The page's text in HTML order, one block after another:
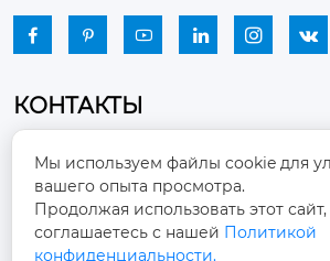
     
КОНТАКТЫ

Промышленный парк, город
район Чжоуцунь, город
Шаньдун
winston-xu@hengdingfan.com
Мы используем файлы cookie для
вашего опыта просмотра.
Продолжая использовать этот
соглашаетесь с нашей Политикой
конфиденциальности.